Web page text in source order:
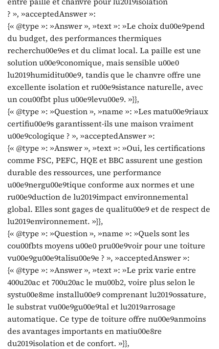
? », »acceptedAnswer »:
{« @type »: »Answer », »text »: »Le choix du00e9pend
du budget, des performances thermiques
recherchu00e9es et du climat local. La paille est une
solution u00e9conomique, mais sensible u00e0
lu2019humiditu00e9, tandis que le chanvre offre une
excellente isolation et ru00e9sistance naturelle, avec
un cou00fbt plus u00e9levu00e9. »}},
{« @type »: »Question », »name »: »Les matu00e9riaux
certifiu00e9s garantissent-ils une maison vraiment
u00e9cologique ? », »acceptedAnswer »:
{« @type »: »Answer », »text »: »Oui, les certifications
comme FSC, PEFC, HQE et BBC assurent une gestion
durable des ressources, une performance
u00e9nergu00e9tique conforme aux normes et une
ru00e9duction de lu2019impact environnemental
global. Elles sont gages de qualitu00e9 et de respect de
lu2019environnement. »}},
{« @type »: »Question », »name »: »Quels sont les
cou00fbts moyens u00e0 pru00e9voir pour une toiture
vu00e9gu00e9talisu00e9e ? », »acceptedAnswer »:
{« @type »: »Answer », »text »: »Le prix varie entre
400u20ac et 700u20ac le mu00b2, voire plus selon le
systu00e8me installu00e9 comprenant lu2019ossature,
le substrat vu00e9gu00e9tal et lu2019arrosage
automatique. Ce type de toiture offre nu00e9anmoins
des avantages importants en matiu00e8re
du2019isolation et de confort. »}},